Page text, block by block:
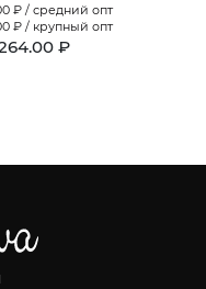
₽ / средний опт
₽ / крупный опт
₽